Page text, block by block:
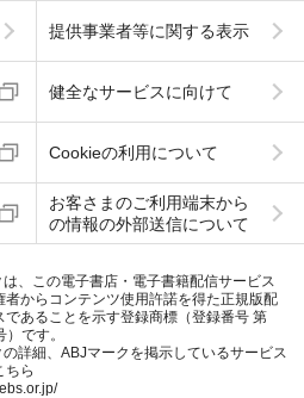
提供事業者等に関する表示
健全なサービスに向けて
Cookieの利用について
お客さまのご利用端末から
の情報の外部送信について
、この電子書店・電子書籍配信サービス
者からコンテンツ使用許諾を得た正規版配
であることを示す登録商標（登録番号 第
です。
詳細、ABJマークを掲示しているサービス
ちら